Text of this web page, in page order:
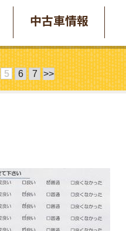
中古車情報
5 6 7 >>